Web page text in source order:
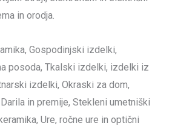
in orodja.
Gospodinjski izdelki,
posoda, Tkalski izdelki, izdelki iz
izdelki, Okraski za dom,
in premije, Stekleni umetniški
Ure, ročne ure in optični